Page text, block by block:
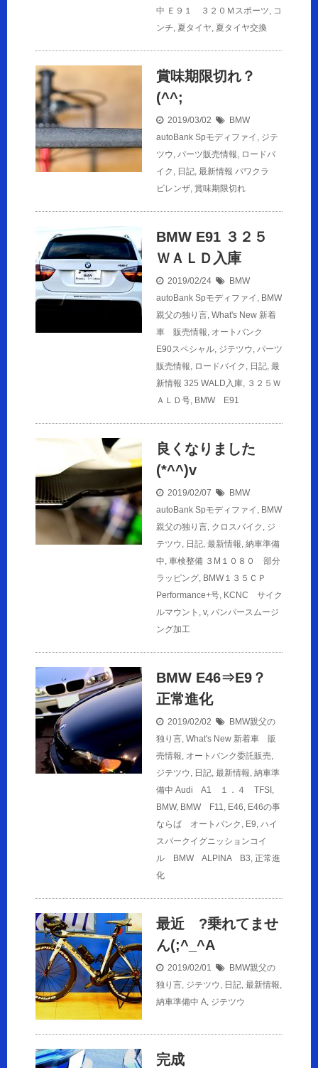
中 Ｅ９１ ３２０Ｍスポーツ, コ
ンチ, 夏タイヤ, 夏タイヤ交換
賞味期限切れ？
(^^;
2019/03/02
BMW
autoBank Spモディファイ , ジテ
ツウ, パーツ販売情報, ロードバ
イク , 日記, 最新情報 パワクラ
ビレンザ, 賞味期限切れ
BMW E91 ３２５
ＷＡＬＤ入庫
2019/02/24
BMW
autoBank Spモディファイ , BMW
親父の独り言, What's New 新着
車 販売情報, オートバンク
E90スペシャル, ジテツウ, パーツ
販売情報, ロードバイク , 日記, 最
新情報 325 WALD入庫, ３２５Ｗ
ＡＬＤ号, BMW E91
良くなりました
(*^^)v
2019/02/07
BMW
autoBank Spモディファイ , BMW
親父の独り言, クロスバイク , ジ
テツウ, 日記, 最新情報, 納車準備
中, 車検整備 ３M１０８０ 部分
ラッピング, BMW１３５ＣＰ
Performance+号, KCNC サイク
ルマウント , v, バンパースムージ
ング加工
BMW E46⇒E9？
正常進化
2019/02/02
BMW親父の
独り言, What's New 新着車 販
売情報, オートバンク委託販売,
ジテツウ, 日記, 最新情報, 納車準
備中 Audi A1 １．４ TFSI ,
BMW, BMW F11, E46, E46の事
ならば オートバンク , E9, ハイ
スパークイグニッションコイ
ル BMW ALPINA B3, 正常進
化
最近 ?乗れてませ
ん(;^_^A
2019/02/01
BMW親父の
独り言, ジテツウ, 日記, 最新情報,
納車準備中 A, ジテツウ
完成